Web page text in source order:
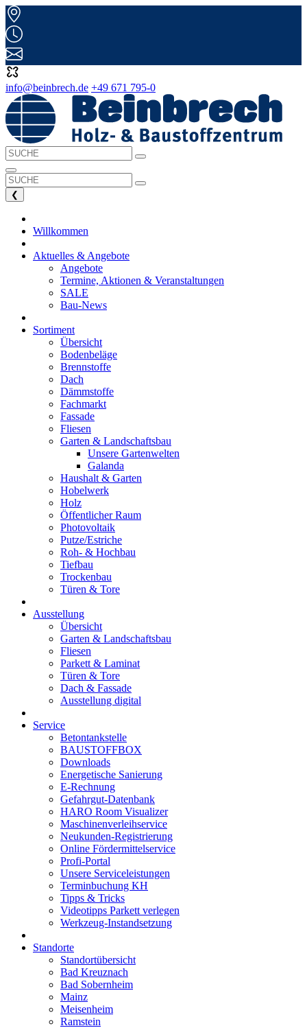
info@beinbrech.de +49 671 795-0
❮
Willkommen
Aktuelles & Angebote
Angebote
Termine, Aktionen & Veranstaltungen
SALE
Bau-News
Sortiment
Übersicht
Bodenbeläge
Brennstoffe
Dach
Dämmstoffe
Fachmarkt
Fassade
Fliesen
Garten & Landschaftsbau
Unsere Gartenwelten
Galanda
Haushalt & Garten
Hobelwerk
Holz
Öffentlicher Raum
Photovoltaik
Putze/Estriche
Roh- & Hochbau
Tiefbau
Trockenbau
Türen & Tore
Ausstellung
Übersicht
Garten & Landschaftsbau
Fliesen
Parkett & Laminat
Türen & Tore
Dach & Fassade
Ausstellung digital
Service
Betontankstelle
BAUSTOFFBOX
Downloads
Energetische Sanierung
E-Rechnung
Gefahrgut-Datenbank
HARO Room Visualizer
Maschinenverleihservice
Neukunden-Registrierung
Online Fördermittelservice
Profi-Portal
Unsere Serviceleistungen
Terminbuchung KH
Tipps & Tricks
Videotipps Parkett verlegen
Werkzeug-Instandsetzung
Standorte
Standortübersicht
Bad Kreuznach
Bad Sobernheim
Mainz
Meisenheim
Ramstein